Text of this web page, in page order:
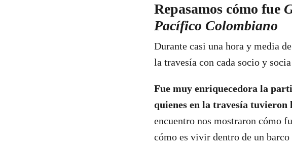
Repasamos cómo fue
Pacífico Colombiano
Durante casi una hora y media
la travesía con cada socio y
Fue muy enriquecedora la
quienes en la travesía tuvieron
encuentro nos mostraron cómo
cómo es vivir dentro de un